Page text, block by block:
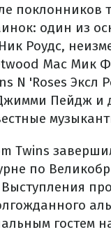
поклонников
один из
Роудс,
Mac Мик
N 'Roses Эксл
Пейдж и
Twins
по
гостем